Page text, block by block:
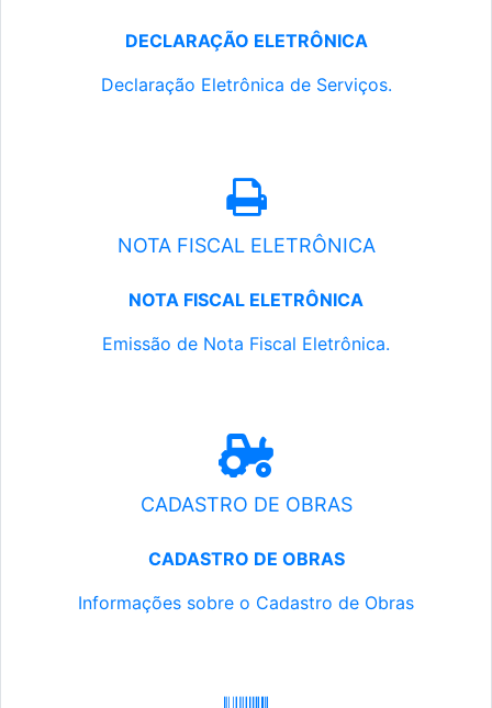
DECLARAÇÃO ELETRÔNICA
Declaração Eletrônica de Serviços.
NOTA FISCAL ELETRÔNICA
NOTA FISCAL ELETRÔNICA
Emissão de Nota Fiscal Eletrônica.
CADASTRO DE OBRAS
CADASTRO DE OBRAS
Informações sobre o Cadastro de Obras